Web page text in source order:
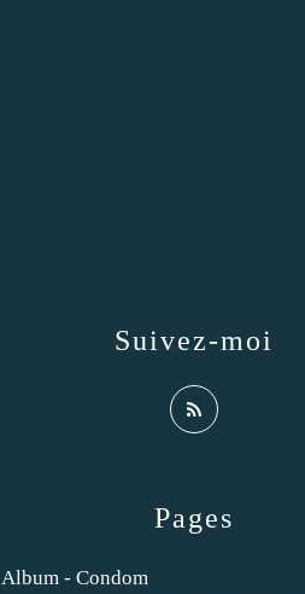
Pages
Album - Condom
Suivez-moi